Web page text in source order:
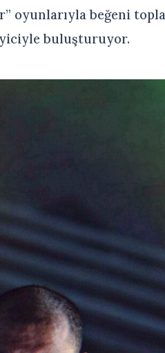
oyunlarıyla beğeni
buluşturuyor.